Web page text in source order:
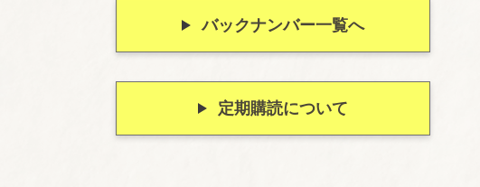
バックナンバー一覧へ
定期購読について